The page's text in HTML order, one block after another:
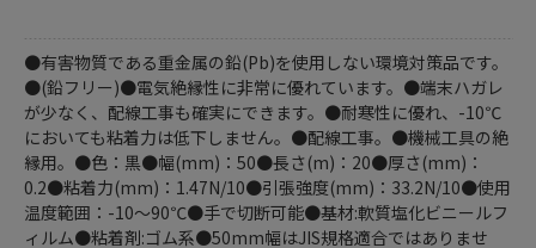
●有害物質である重金属の鉛(Pb)を使用しない環境対策品です。
●(鉛フリー)●電気絶縁性に非常に優れています。●端末ハガレ
が少なく、配線工事も確実にできます。●耐寒性に優れ、-10℃
においても粘着力は低下しません。●配線工事。●機械工具の絶
縁用。●色：黒●幅(mm)：50●長さ(m)：20●厚さ(mm)：
0.2●粘着力(mm)：1.47N/10●引張強度(mm)：33.2N/10●使用
温度範囲：-10～90℃●手で切断可能●基材:軟質塩化ビニールフ
ィルム●粘着剤:ゴム系●50mm幅はJIS規格適合ではありませ